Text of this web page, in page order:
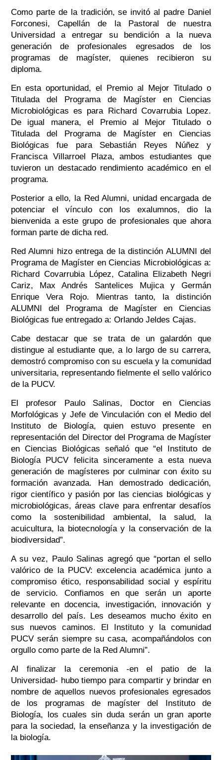
Como parte de la tradición, se invitó al padre Daniel
Forconesi, Capellán de la Pastoral de nuestra
Universidad a entregar su bendición a la nueva
generación de profesionales egresados de los
programas de magíster, quienes recibieron su
diploma.
En esta oportunidad, el Premio al Mejor Titulado o
Titulada del Programa de Magíster en Ciencias
Microbiológicas es para Richard Covarrubia Lopez.
De igual manera, el Premio al Mejor Titulado o
Titulada del Programa de Magíster en Ciencias
Biológicas fue para Sebastián Reyes Núñez y
Francisca Villarroel Plaza, ambos estudiantes que
tuvieron un destacado rendimiento académico en el
programa.
Posterior a ello, la Red Alumni, unidad encargada de
potenciar el vínculo con los exalumnos, dio la
bienvenida a este grupo de profesionales que ahora
forman parte de dicha red.
Red Alumni hizo entrega de la distinción ALUMNI del
Programa de Magíster en Ciencias Microbiológicas a:
Richard Covarrubia López, Catalina Elizabeth Negri
Cariz, Max Andrés Santelices Mujica y Germán
Enrique Vera Rojo. Mientras tanto, la distinción
ALUMNI del Programa de Magíster en Ciencias
Biológicas fue entregado a: Orlando Jeldes Cajas.
Cabe destacar que se trata de un galardón que
distingue al estudiante que, a lo largo de su carrera,
demostró compromiso con su escuela y la comunidad
universitaria, representando fielmente el sello valórico
de la PUCV.
El profesor Paulo Salinas, Doctor en Ciencias
Morfológicas y Jefe de Vinculación con el Medio del
Instituto de Biología, quien estuvo presente en
representación del Director del Programa de Magíster
en Ciencias Biológicas señaló que “el Instituto de
Biología PUCV felicita sinceramente a esta nueva
generación de magísteres por culminar con éxito su
formación avanzada. Han demostrado dedicación,
rigor científico y pasión por las ciencias biológicas y
microbiológicas, áreas clave para enfrentar desafíos
como la sostenibilidad ambiental, la salud, la
acuicultura, la biotecnología y la conservación de la
biodiversidad”.
A su vez, Paulo Salinas agregó que “portan el sello
valórico de la PUCV: excelencia académica junto a
compromiso ético, responsabilidad social y espíritu
de servicio. Confiamos en que serán un aporte
relevante en docencia, investigación, innovación y
desarrollo del país. Les deseamos mucho éxito en
sus nuevos caminos. El Instituto y la comunidad
PUCV serán siempre su casa, acompañándolos con
orgullo como parte de la Red Alumni”.
Al finalizar la ceremonia -en el patio de la
Universidad- hubo tiempo para compartir y brindar en
nombre de aquellos nuevos profesionales egresados
de los programas de magíster del Instituto de
Biología, los cuales sin duda serán un gran aporte
para la sociedad, la enseñanza y la investigación de
la biología.